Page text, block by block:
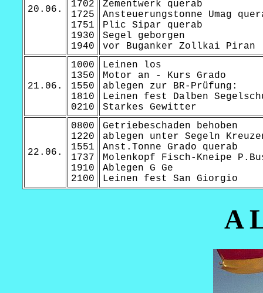
20.06.
1702
1725
1751
1930
1940
Zementwerk querab
Ansteuerungstonne Umag
Plic Sipar querab
Segel geborgen
vor Buganker Zollkai Piran
21.06.
1000
1350
1550
1810
0210
Leinen los
Motor an - Kurs Grado
ablegen zur BR-Prüfung:
Leinen fest Dalben
Starkes Gewitter
22.06.
0800
1220
1551
1737
1910
2100
Getriebeschaden behoben
ablegen unter Segeln
Anst.Tonne Grado querab
Molenkopf Fisch-Kneipe
Ablegen G Ge
Leinen fest San Giorgio
A